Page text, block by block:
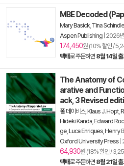
MBE Decoded
Mary Basick, Tina
Aspen Publishing 2026
174,450원 (10% 할인 /
택배로 주문하면 8월 14일 출
The Anatomy of
arative and
ack, 3 Revised
폴 데이비스, Klaus J. Hopt,
Hideki Kanda Edward
ge Luca Enriques Henry
Oxford University Press
64,930원 (18% 할인 /
택배로 주문하면 8월 21일 출